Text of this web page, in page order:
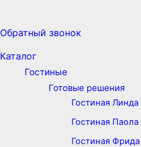
Обратный звонок
Каталог
Гостиные
Готовые решения
Гостиная Линда
Гостиная Паола
Гостиная Фрида